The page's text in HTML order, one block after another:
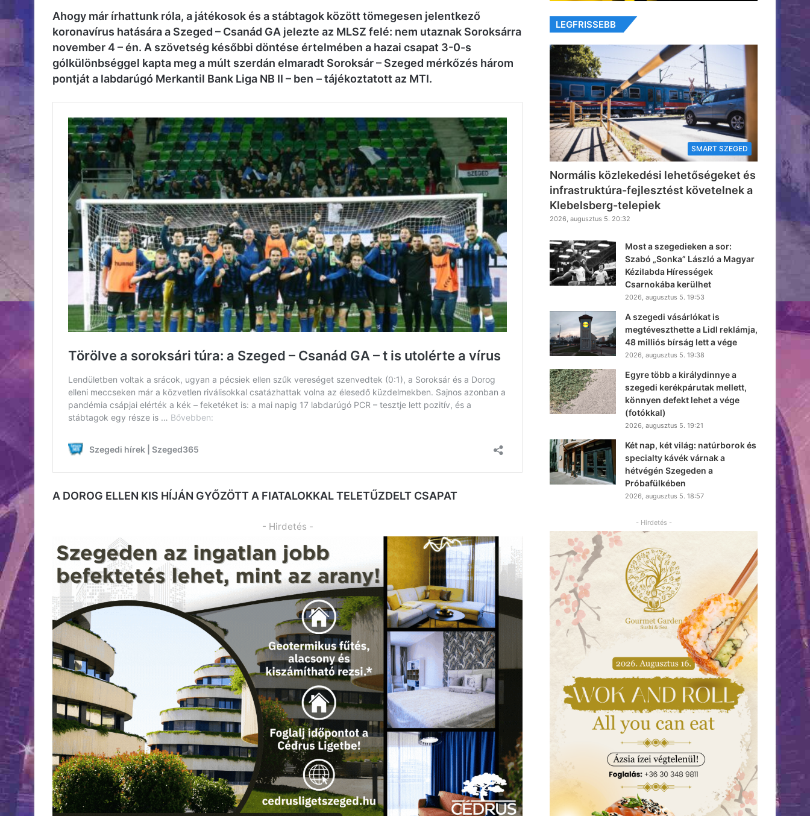
Ahogy már írhattunk róla, a játékosok és a stábtagok között tömegesen jelentkező
koronavírus hatására a Szeged – Csanád GA jelezte az MLSZ felé: nem utaznak Soroksárra
november 4 – én. A szövetség későbbi döntése értelmében a hazai csapat 3-0-s
gólkülönbséggel kapta meg a múlt szerdán elmaradt Soroksár – Szeged mérkőzés három
pontját a labdarúgó Merkantil Bank Liga NB II – ben – tájékoztatott az MTI.
A DOROG ELLEN KIS HÍJÁN GYŐZÖTT A FIATALOKKAL TELETŰZDELT CSAPAT
- Hirdetés -
LEGFRISSEBB
SMART SZEGED
Normális közlekedési lehetőségeket és
infrastruktúra-fejlesztést követelnek a
Klebelsberg-telepiek
2026, augusztus 5. 20:32
Most a szegedieken a sor:
Szabó „Sonka” László a Magyar
Kézilabda Hírességek
Csarnokába kerülhet
2026, augusztus 5. 19:53
A szegedi vásárlókat is
megtéveszthette a Lidl reklámja,
48 milliós bírság lett a vége
2026, augusztus 5. 19:38
Egyre több a királydinnye a
szegedi kerékpárutak mellett,
könnyen defekt lehet a vége
(fotókkal)
2026, augusztus 5. 19:21
Két nap, két világ: natúrborok és
specialty kávék várnak a
hétvégén Szegeden a
Próbafülkében
2026, augusztus 5. 18:57
- Hirdetés -